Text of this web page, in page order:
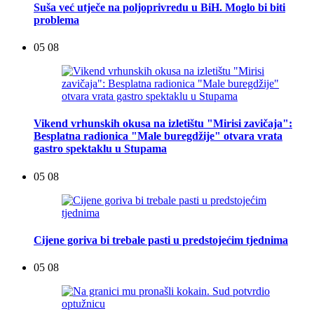
Suša već utječe na poljoprivredu u BiH. Moglo bi biti
problema
05 08
Vikend vrhunskih okusa na izletištu "Mirisi zavičaja":
Besplatna radionica "Male buregdžije" otvara vrata
gastro spektaklu u Stupama
05 08
Cijene goriva bi trebale pasti u predstojećim tjednima
05 08